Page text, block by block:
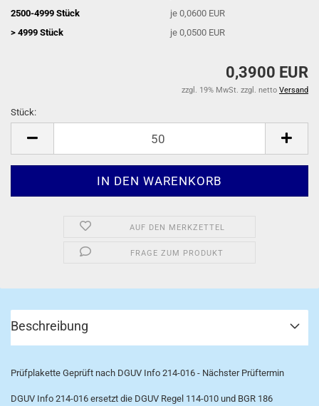
2500-4999 Stück
je 0,0600 EUR
> 4999 Stück
je 0,0500 EUR
0,3900 EUR
zzgl. 19% MwSt. zzgl. netto Versand
Stück:
AUF DEN MERKZETTEL
FRAGE ZUM PRODUKT
Beschreibung
Prüfplakette Geprüft nach DGUV Info 214-016 - Nächster Prüftermin
DGUV Info 214-016 ersetzt die DGUV Regel 114-010 und BGR 186